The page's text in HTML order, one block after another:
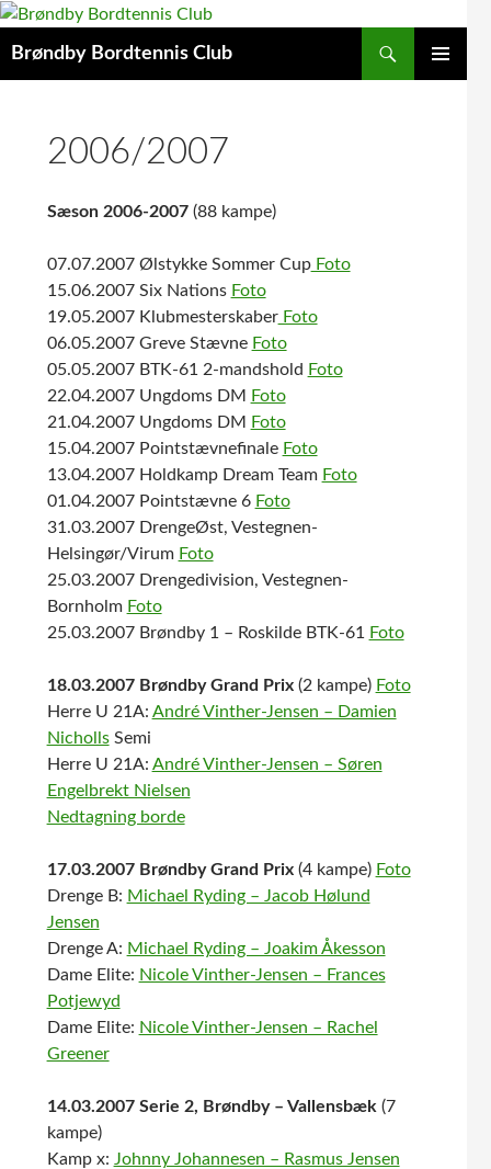
Hop
indhold
Brøndby Bordtennis Club
2006/2007
Sæson 2006-2007(88 kampe)
07.07.2007 Ølstykke Sommer CupFoto
15.06.2007 Six Nations Foto
19.05.2007 KlubmesterskaberFoto
06.05.2007 Greve Stævne Foto
05.05.2007 BTK-61 2-mandshold Foto
22.04.2007 Ungdoms DM
Foto
21.04.2007 Ungdoms DM
Foto
15.04.2007 Pointstævnefinale Foto
13.04.2007 Holdkamp Dream Team Foto
01.04.2007 Pointstævne 6 Foto
31.03.2007 DrengeØst, Vestegnen-
Helsingør/Virum Foto
25.03.2007 Drengedivision, Vestegnen-
Bornholm Foto
25.03.2007 Brøndby 1 – Roskilde BTK-61
Foto
18.03.2007 Brøndby Grand Prix(2 kampe) Foto
Herre U 21A: André Vinther-Jensen – Damien
NichollsSemi
Herre U 21A: André Vinther-Jensen – Søren
Engelbrekt Nielsen
Nedtagning borde
17.03.2007 Brøndby Grand Prix(4 kampe) Foto
Drenge B: Michael Ryding – Jacob Hølund
Jensen
Drenge A: Michael Ryding – Joakim Åkesson
Dame Elite: Nicole Vinther-Jensen – Frances
Potjewyd
Dame Elite: Nicole Vinther-Jensen – Rachel
Greener
14.03.2007 Serie 2, Brøndby – Vallensbæk (7
kampe)
Kamp x: Johnny Johannesen – Rasmus Jensen